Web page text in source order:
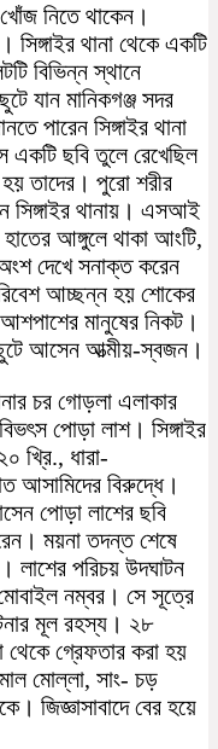
নিতে থাকেন।
থানা থেকে একটি
বিভিন্ন স্থানে
যান মানিকগঞ্জ সদর
পারেন সিঙ্গাইর থানা
একটি ছবি তুলে রেখেছিল
তাদের। পুরো শরীর
সিঙ্গাইর থানায়। এসআই
আঙ্গুলে থাকা আংটি,
অংশ দেখে সনাক্ত করেন
আচ্ছন্ন হয় শোকের
মানুষের নিকট।
আসেন আত্মীয়-স্বজন।
চর গোড়লা এলাকার
পোড়া লাশ। সিঙ্গাইর
খ্রি., ধারা-
বিরুদ্ধে।
পোড়া লাশের ছবি
ময়না তদন্ত শেষে
লাশের পরিচয় উদঘাটন
নম্বর। সে সূত্রে
মূল রহস্য। ২৮
থেকে গ্রেফতার করা হয়
মোল্লা, সাং- চড়
জিজ্ঞাসাবাদে বের হয়ে